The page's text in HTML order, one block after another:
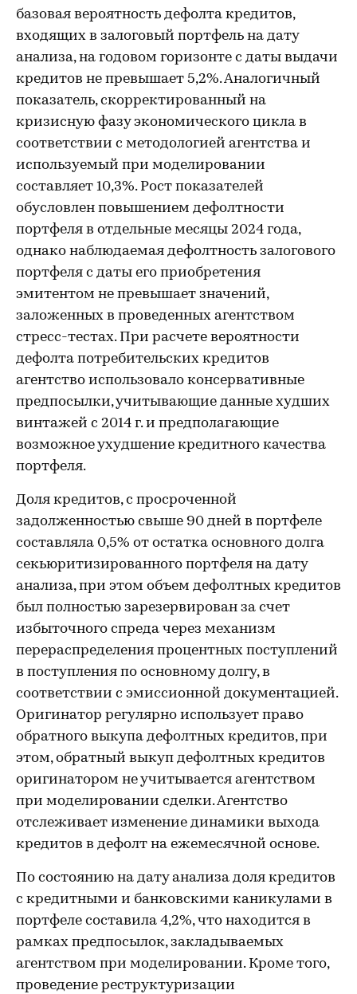
базовая вероятность дефолта кредитов,
входящих в залоговый портфель на дату
анализа, на годовом горизонте с даты выдачи
кредитов не превышает 5,2%. Аналогичный
показатель, скорректированный на
кризисную фазу экономического цикла в
соответствии с методологией агентства и
используемый при моделировании
составляет 10,3%. Рост показателей
обусловлен повышением дефолтности
портфеля в отдельные месяцы 2024 года,
однако наблюдаемая дефолтность залогового
портфеля с даты его приобретения
эмитентом не превышает значений,
заложенных в проведенных агентством
стресс-тестах. При расчете вероятности
дефолта потребительских кредитов
агентство использовало консервативные
предпосылки, учитывающие данные худших
винтажей с 2014 г. и предполагающие
возможное ухудшение кредитного качества
портфеля.
Доля кредитов, с просроченной
задолженностью свыше 90 дней в портфеле
составляла 0,5% от остатка основного долга
секьюритизированного портфеля на дату
анализа, при этом объем дефолтных кредитов
был полностью зарезервирован за счет
избыточного спреда через механизм
перераспределения процентных поступлений
в поступления по основному долгу, в
соответствии с эмиссионной документацией.
Оригинатор регулярно использует право
обратного выкупа дефолтных кредитов, при
этом, обратный выкуп дефолтных кредитов
оригинатором не учитывается агентством
при моделировании сделки. Агентство
отслеживает изменение динамики выхода
кредитов в дефолт на ежемесячной основе.
По состоянию на дату анализа доля кредитов
с кредитными и банковскими каникулами в
портфеле составила 4,2%, что находится в
рамках предпосылок, закладываемых
агентством при моделировании. Кроме того,
проведение реструктуризации